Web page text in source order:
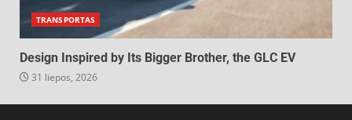
TRANSPORTAS
Design Inspired by Its Bigger Brother, the GLC EV
31 liepos, 2026